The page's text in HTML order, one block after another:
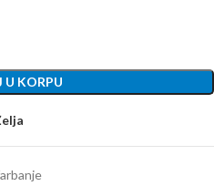
U KORPU